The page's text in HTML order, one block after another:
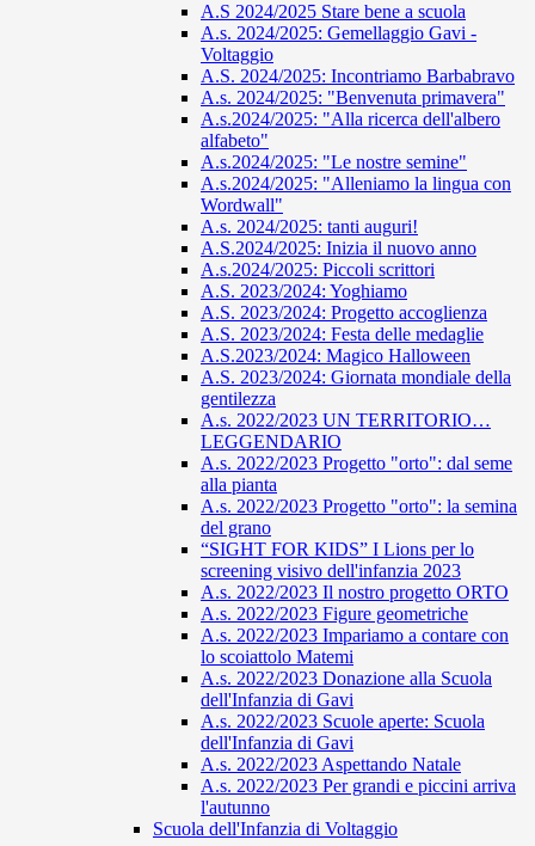
A.S 2024/2025 Stare bene a scuola
A.s. 2024/2025: Gemellaggio Gavi -
Voltaggio
A.S. 2024/2025: Incontriamo Barbabravo
A.s. 2024/2025: "Benvenuta primavera"
A.s.2024/2025: "Alla ricerca dell'albero
alfabeto"
A.s.2024/2025: "Le nostre semine"
A.s.2024/2025: "Alleniamo la lingua con
Wordwall"
A.s. 2024/2025: tanti auguri!
A.S.2024/2025: Inizia il nuovo anno
A.s.2024/2025: Piccoli scrittori
A.S. 2023/2024: Yoghiamo
A.S. 2023/2024: Progetto accoglienza
A.S. 2023/2024: Festa delle medaglie
A.S.2023/2024: Magico Halloween
A.S. 2023/2024: Giornata mondiale della
gentilezza
A.s. 2022/2023 UN TERRITORIO…
LEGGENDARIO
A.s. 2022/2023 Progetto "orto": dal seme
alla pianta
A.s. 2022/2023 Progetto "orto": la semina
del grano
“SIGHT FOR KIDS” I Lions per lo
screening visivo dell'infanzia 2023
A.s. 2022/2023 Il nostro progetto ORTO
A.s. 2022/2023 Figure geometriche
A.s. 2022/2023 Impariamo a contare con
lo scoiattolo Matemi
A.s. 2022/2023 Donazione alla Scuola
dell'Infanzia di Gavi
A.s. 2022/2023 Scuole aperte: Scuola
dell'Infanzia di Gavi
A.s. 2022/2023 Aspettando Natale
A.s. 2022/2023 Per grandi e piccini arriva
l'autunno
Scuola dell'Infanzia di Voltaggio